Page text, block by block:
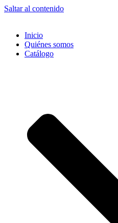
Saltar al contenido
Inicio
Quiénes somos
Catálogo